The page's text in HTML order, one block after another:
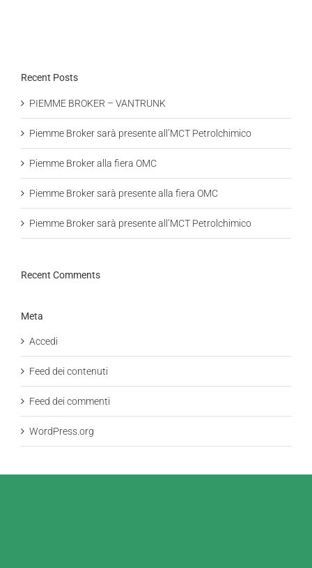
Recent Posts
PIEMME BROKER – VANTRUNK
Piemme Broker sarà presente all’MCT Petrolchimico
Piemme Broker alla fiera OMC
Piemme Broker sarà presente alla fiera OMC
Piemme Broker sarà presente all’MCT Petrolchimico
Recent Comments
Meta
Accedi
Feed dei contenuti
Feed dei commenti
WordPress.org